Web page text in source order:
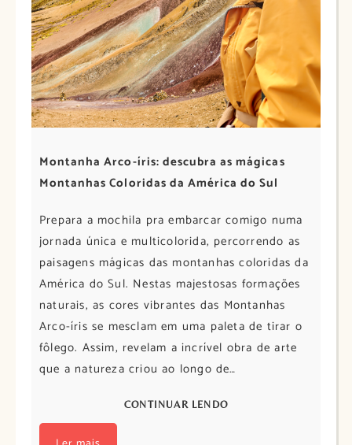
Montanha Arco-íris: descubra as mágicas
Montanhas Coloridas da América do Sul
Prepara a mochila pra embarcar comigo numa
jornada única e multicolorida, percorrendo as
paisagens mágicas das montanhas coloridas da
América do Sul. Nestas majestosas formações
naturais, as cores vibrantes das Montanhas
Arco-íris se mesclam em uma paleta de tirar o
fôlego. Assim, revelam a incrível obra de arte
que a natureza criou ao longo de…
CONTINUAR LENDO